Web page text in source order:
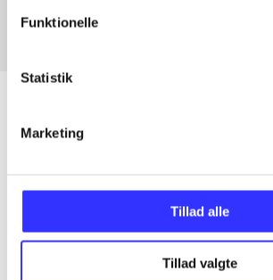
Funktionelle
Statistik
Marketing
Tillad alle
Tillad valgte
...